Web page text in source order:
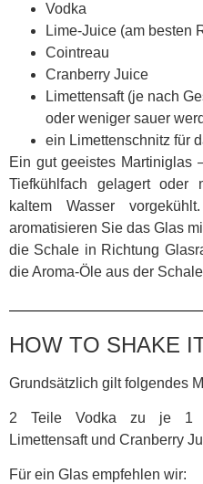
Vodka
Lime-Juice (am besten
Cointreau
Cranberry Juice
Limettensaft (je nach
oder weniger sauer
ein Limettenschnitz für
Ein gut geeistes Martiniglas
Tiefkühlfach gelagert
kaltem Wasser
aromatisieren Sie das Glas
die Schale in Richtung
die Aroma-Öle aus der
HOW TO SHAKE
Grundsätzlich gilt folgendes
2 Teile Vodka zu je 1
Limettensaft und Cranberry
Für ein Glas empfehlen wir: